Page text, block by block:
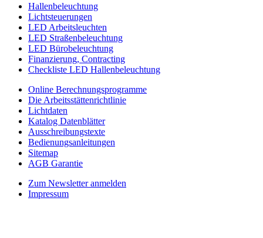
Hallenbeleuchtung
Lichtsteuerungen
LED Arbeitsleuchten
LED Straßenbeleuchtung
LED Bürobeleuchtung
Finanzierung, Contracting
Checkliste LED Hallenbeleuchtung
Online Berechnungsprogramme
Die Arbeitsstättenrichtlinie
Lichtdaten
Katalog Datenblätter
Ausschreibungstexte
Bedienungsanleitungen
Sitemap
AGB Garantie
Zum Newsletter anmelden
Impressum